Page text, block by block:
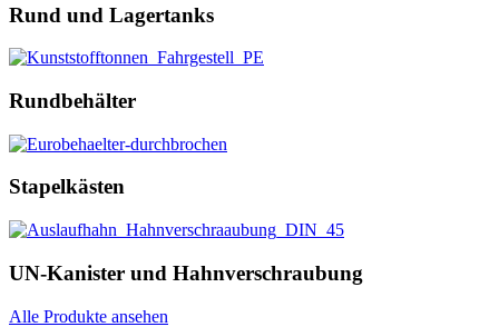
Rund und Lagertanks
Rundbehälter
Stapelkästen
UN-Kanister und Hahnverschraubung
Alle Produkte ansehen